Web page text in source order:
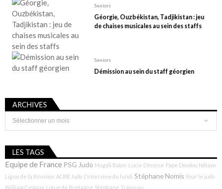
Seniors
Géorgie, Ouzbékistan, Tadjikistan : jeu
de chaises musicales au sein des staffs
Seniors
Démission au sein du staff géorgien
ARCHIVES
Archives
LES TAGS
Equipe de France PSG Judo Magali Baton Lucie Décosse Pape Doudou Ndiaye
Ligue de la Réunion ACBB Judo L'interview du lundi Stéphane Nomis Pour le judo
William Cysique Ligue de Bretagne Stéphane Traineau